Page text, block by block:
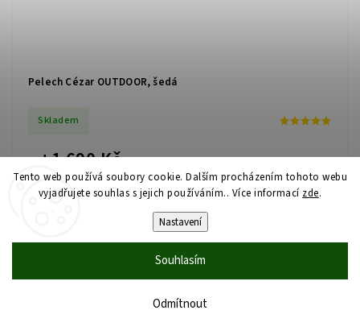
Tento web používá soubory cookie. Dalším procházením tohoto webu
vyjadřujete souhlas s jejich používáním.. Více informací zde.
Nastavení
Odmítnout
Souhlasím
Pelech Cézar OUTDOOR, šedá
Skladem
od1 690 Kč
Detail
Pratelný pelech kategorie OUTDOOR z voděodpudivého materiálu. 3